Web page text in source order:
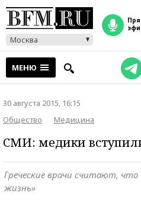
Москва
прямой
МЕНЮ
30 августа 2015, 16:15
Общество
Медицина
СМИ: медики
Греческие врачи считают,
жизнь»